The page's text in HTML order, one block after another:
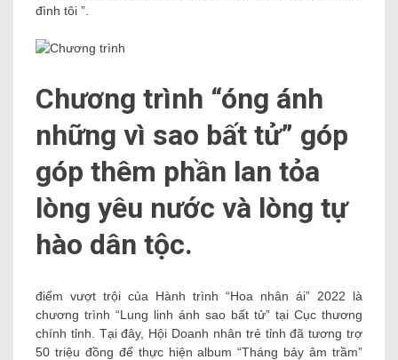
đình tôi ”.
Chương trình “óng ánh
những vì sao bất tử” góp
góp thêm phần lan tỏa
lòng yêu nước và lòng tự
hào dân tộc.
điểm vượt trội của Hành trình “Hoa nhân ái” 2022 là
chương trình “Lung linh ánh sao bất tử” tại Cục thương
chính tỉnh. Tại đây, Hội Doanh nhân trẻ tỉnh đã tương trợ
50 triệu đồng để thực hiện album “Tháng bảy âm trầm”